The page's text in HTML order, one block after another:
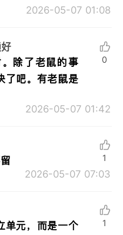
2026-05-07 01:08
除了老鼠的事
了吧。有老鼠是
2026-05-07 01:42
0
2026-05-07 07:03
1
单元，而是一个
1